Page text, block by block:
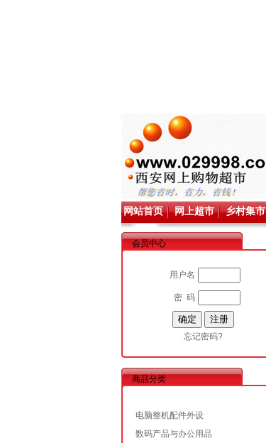
网站首页 网上超市 乡村集市
会员中心
用户名
密 码
忘记密码?
商品分类
电脑整机配件外设
数码产品与办公用品